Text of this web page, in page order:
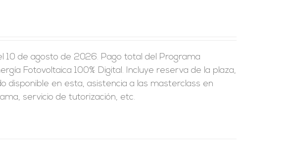
10 de agosto de 2026. Pago total del Programa
Fotovoltaica 100% Digital. Incluye reserva de la plaza,
disponible en esta, asistencia a las masterclass en
servicio de tutorización, etc.